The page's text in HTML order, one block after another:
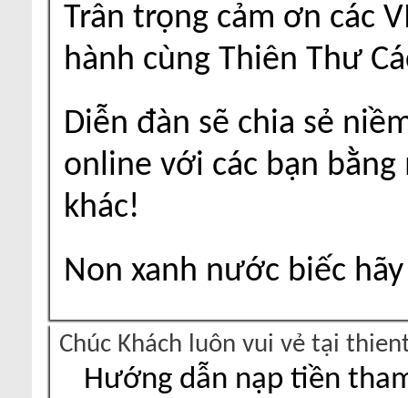
Trân trọng cảm ơn các
hành cùng Thiên Thư
Diễn đàn sẽ chia sẻ
online với các bạn
khác!
Non xanh nước biếc
Chúc Khách luôn vui vẻ tại
Hướng dẫn nạp tiền